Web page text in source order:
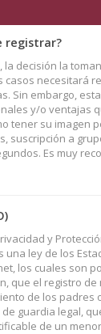
registrar?
la decisión la
casos necesitará
Sin embargo,
y/o ventajas
tener su imagen
suscripción a
Es muy
y
una ley de los
los cuales son
que el registro de
de los padres
guardia legal,
de un